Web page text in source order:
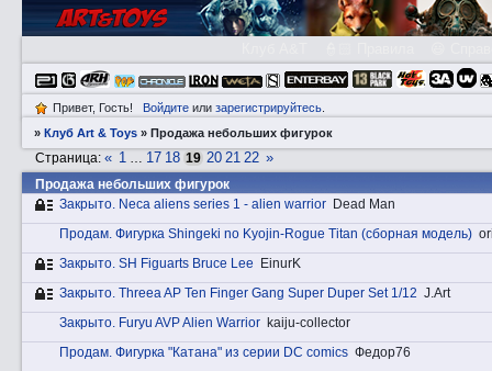
Привет, Гость! Войдитеили зарегистрируйтесь.
»Клуб Art & Toys »Продажа небольших фигурок
Продажа небольших фигурок
Страница:« 1 … 17 18 19 20 21 22 »
Закрытo. Neca aliens series 1 - alien warrior Dead Man
Прoдам. Фигурка Shingeki no Kyojin-Rogue Titan (сборная модель)
Закрытo. SH Figuarts Bruce Lee
EinurK
Закрытo. Threea AP Ten Finger Gang Super Duper Set 1/12 J.Art
Закрытo. Furyu AVP Alien Warrior kaiju-collector
Прoдам. Фигурка "Катана" из серии DC comics Федор76